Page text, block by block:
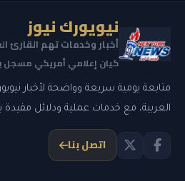
نيويورك نيوز
أخبار وخدمات تهم القارئ
كيان إعلامي أمريكي مسجل برقم
متابعة يومية سريعة وواضحة لأخبار
العربية، مع خدمات عملية ودلائل
اتصل بنا